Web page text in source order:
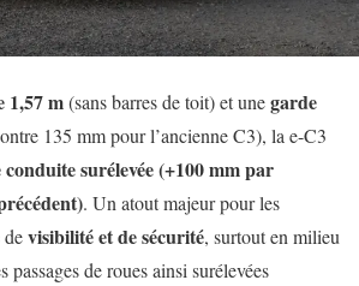
1,57 m(sans barres de toit) et unegarde
135 mm pour l’ancienne C3), la e-C3
surélevée (+100 mm par
. Un atout majeur pour les
devisibilité et de sécurité, surtout en milieu
passages de roues ainsi surélevées